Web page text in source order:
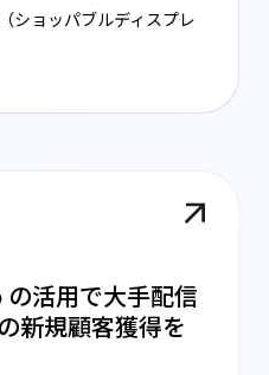
ショッパブルディスプレ
活用で大手配信
新規顧客獲得を